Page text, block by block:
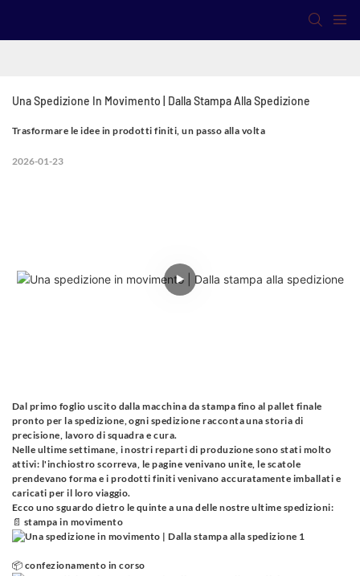
Una Spedizione In Movimento | Dalla Stampa Alla Spedizione
Trasformare le idee in prodotti finiti, un passo alla volta
2026-01-23
Dal primo foglio uscito dalla macchina da stampa fino al pallet finale
pronto per la spedizione, ogni spedizione racconta una storia di
precisione, lavoro di squadra e cura.
Nelle ultime settimane, i nostri reparti di produzione sono stati molto
attivi: l'inchiostro scorreva, le pagine venivano unite, le scatole
prendevano forma e i prodotti finiti venivano accuratamente imballati e
caricati per il loro viaggio.
Ecco uno sguardo dietro le quinte a una delle nostre ultime spedizioni:
📄 stampa in movimento
📦 confezionamento in corso